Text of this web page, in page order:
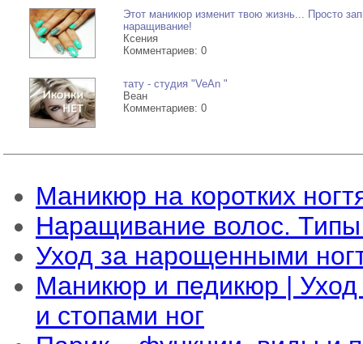
- Продажа тату
материловпишите вашу
предоставляемые услуги
детально ...
-->
Этот маникюр изменит твою жизнь... Просто
наращивание!
Ксения
Комментариев: 0
тату - cтудия "VeAn "
Веан
Комментариев: 0
Маникюр на коротких
Наращивание волос.
Уход за нарощенными
Маникюр и педикюр | Уход
и стопами ног